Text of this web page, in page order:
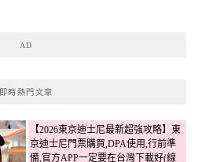
AD
即時熱門文章
【2026東京迪士尼最新超強攻略】東
京迪士尼門票購買,DPA使用,行前準
備,官方APP一定要在台灣下載好(線